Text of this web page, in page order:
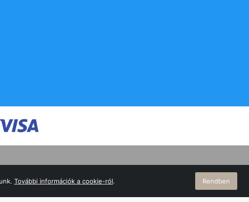
További információk a cookie-ról. Rendben